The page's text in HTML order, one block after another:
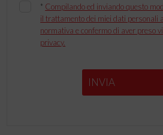
* Compilando ed inviando questo
il trattamento dei miei dati personali
normativa e confermo di aver preso
privacy.
INVIA